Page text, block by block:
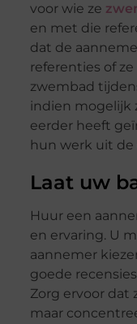
voor wie ze
en met die
dat de
referenties of
zwembad
indien mogelijk
eerder heeft
hun werk uit de
Laat uw
Huur een
en ervaring. U
aannemer
goede
Zorg ervoor dat
maar